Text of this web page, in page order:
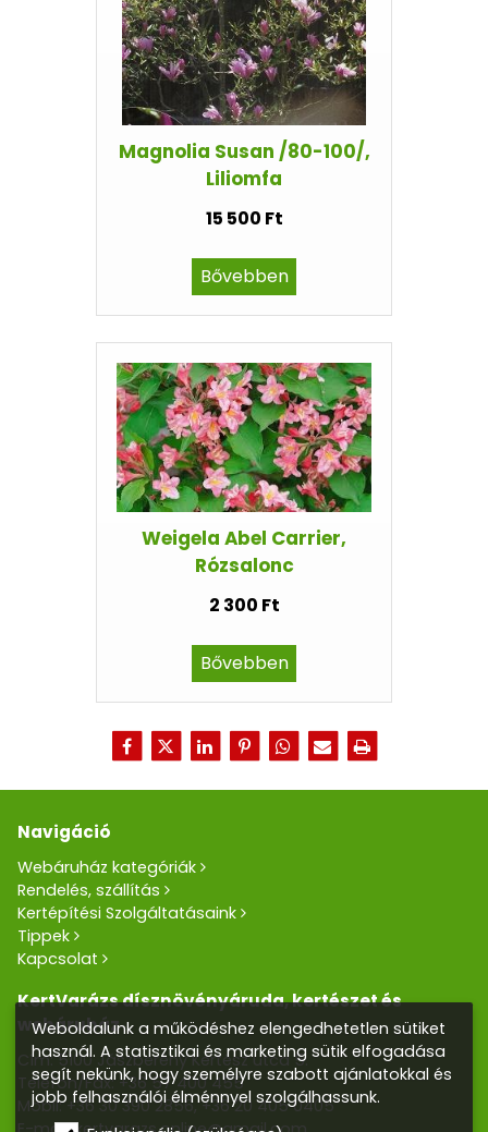
Magnolia Susan /80-100/,
Liliomfa
15 500 Ft
Bővebben
Weigela Abel Carrier,
Rózsalonc
2 300 Ft
Bővebben
Navigáció
Webáruház kategóriák
Rendelés, szállítás
Kertépítési Szolgáltatásaink
Tippek
Kapcsolat
KertVarázs dísznövényáruda, kertészet és
webáruház
Cím: 5100 Jászberény Kertész utca 5.
Telefon/Fax:+36 57 400 455
Mobil:+36 30 390 2856,+36 20 405 0405
Weboldalunk a működéshez elengedhetetlen sütiket
használ. A statisztikai és marketing sütik elfogadása
segít nekünk, hogy személyre szabott ajánlatokkal és
jobb felhasználói élménnyel szolgálhassunk.